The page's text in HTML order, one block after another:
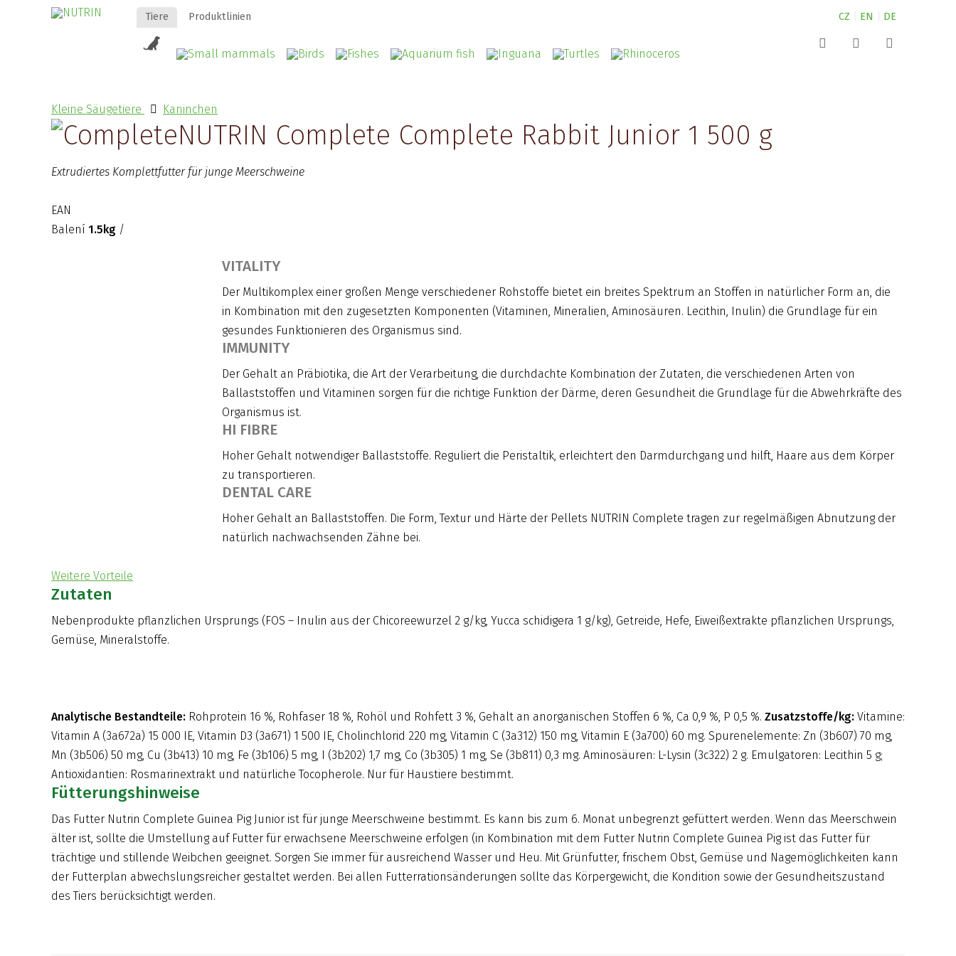
Tiere Produktlinien CZ EN DE
Pond
NUTRIN für Hunde
Erfahrungen von Experten
Kleine Säugetiere Kaninchen
NUTRIN Complete Complete Rabbit Junior 1 500 g
Extrudiertes Komplettfutter für junge Meerschweine
EAN
Balení 1.5kg /
VITALITY
Der Multikomplex einer großen Menge verschiedener Rohstoffe bietet ein breites Spektrum an Stoffen in natürlicher Form an, die
in Kombination mit den zugesetzten Komponenten (Vitaminen, Mineralien, Aminosäuren. Lecithin, Inulin) die Grundlage für ein
gesundes Funktionieren des Organismus sind.
IMMUNITY
Der Gehalt an Präbiotika, die Art der Verarbeitung, die durchdachte Kombination der Zutaten, die verschiedenen Arten von
Ballaststoffen und Vitaminen sorgen für die richtige Funktion der Därme, deren Gesundheit die Grundlage für die Abwehrkräfte des
Organismus ist.
HI FIBRE
Hoher Gehalt notwendiger Ballaststoffe. Reguliert die Peristaltik, erleichtert den Darmdurchgang und hilft, Haare aus dem Körper
zu transportieren.
DENTAL CARE
Hoher Gehalt an Ballaststoffen. Die Form, Textur und Härte der Pellets NUTRIN Complete tragen zur regelmäßigen Abnutzung der
natürlich nachwachsenden Zähne bei.
Weitere Vorteile
Zutaten
Nebenprodukte pflanzlichen Ursprungs (FOS – Inulin aus der Chicoreewurzel 2 g/kg, Yucca schidigera 1 g/kg), Getreide, Hefe, Eiweißextrakte pflanzlichen Ursprungs,
Gemüse, Mineralstoffe.
Analytische Bestandteile: Rohprotein 16 %, Rohfaser 18 %, Rohöl und Rohfett 3 %, Gehalt an anorganischen Stoffen 6 %, Ca 0,9 %, P 0,5 %. Zusatzstoffe/kg: Vitamine:
Vitamin A (3a672a) 15 000 IE, Vitamin D3 (3a671) 1 500 IE, Cholinchlorid 220 mg, Vitamin C (3a312) 150 mg, Vitamin E (3a700) 60 mg. Spurenelemente: Zn (3b607) 70 mg,
Mn (3b506) 50 mg, Cu (3b413) 10 mg, Fe (3b106) 5 mg, I (3b202) 1,7 mg, Co (3b305) 1 mg, Se (3b811) 0,3 mg. Aminosäuren: L-Lysin (3c322) 2 g. Emulgatoren: Lecithin 5 g;
Antioxidantien: Rosmarinextrakt und natürliche Tocopherole. Nur für Haustiere bestimmt.
Fütterungshinweise
Das Futter Nutrin Complete Guinea Pig Junior ist für junge Meerschweine bestimmt. Es kann bis zum 6. Monat unbegrenzt gefüttert werden. Wenn das Meerschwein
älter ist, sollte die Umstellung auf Futter für erwachsene Meerschweine erfolgen (in Kombination mit dem Futter Nutrin Complete Guinea Pig ist das Futter für
trächtige und stillende Weibchen geeignet. Sorgen Sie immer für ausreichend Wasser und Heu. Mit Grünfutter, frischem Obst, Gemüse und Nagemöglichkeiten kann
der Futterplan abwechslungsreicher gestaltet werden. Bei allen Futterrationsänderungen sollte das Körpergewicht, die Kondition sowie der Gesundheitszustand
des Tiers berücksichtigt werden.